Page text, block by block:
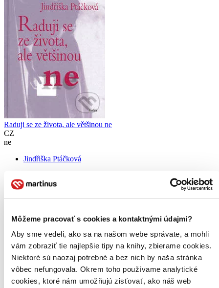
Môžeme pracovať s cookies a kontaktnými údajmi?
Aby sme vedeli, ako sa na našom webe správate, a mohli
vám zobraziť tie najlepšie tipy na knihy, zbierame cookies.
Niektoré sú naozaj potrebné a bez nich by naša stránka
vôbec nefungovala. Okrem toho používame analytické
cookies, ktoré nám umožňujú zisťovať, ako náš web
Raduji se ze života, ale většinou ne
CZ
ne
Jindřiška Ptáčková
výborný stav
a je vo
na niektorých obaloch zanechať stopy.
Na sklade
Tento produkt síce máme aktuálne na sklade, máme však už
iba posledné kusy a ďalšie už nemá ani distribútor, preto je
možné, že bude onedlho úplne vypredaný. Ak ho chcete mať,
ponáhľajte sa!
Vložiť do košíka